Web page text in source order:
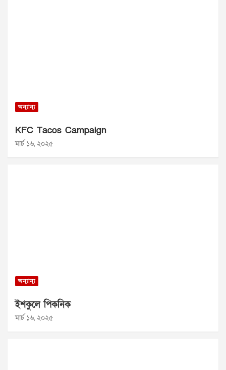
অন্যান্য
KFC Tacos Campaign
মার্চ ১৬, ২০২৫
অন্যান্য
ইশকুলে পিকনিক
মার্চ ১৬, ২০২৫